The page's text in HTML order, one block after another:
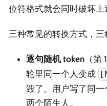
位符格式就会同时破坏上
三种常见的转换方式，三
逐句随机 token （第
轮里同一个人变成
毁了。用户写了同
两个陌生人。